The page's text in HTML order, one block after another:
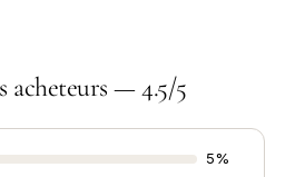
acheteurs — 4.5/5
5%